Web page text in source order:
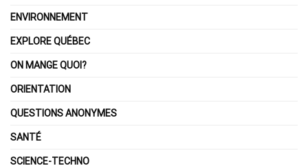
ENVIRONNEMENT
EXPLORE QUÉBEC
ON MANGE QUOI?
ORIENTATION
QUESTIONS ANONYMES
SANTÉ
SCIENCE-TECHNO